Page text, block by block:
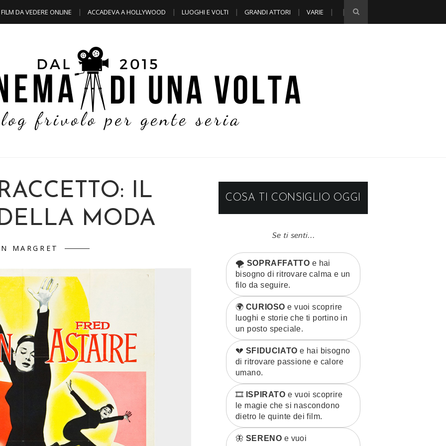
FILM DA VEDERE ONLINE ACCADEVA A HOLLYWOOD LUOGHI E VOLTI GRANDI ATTORI VARIE
IL
MODA
MARGRET
COSA TI CONSIGLIO OGGI
Se ti senti...
🌪️ SOPRAFFATTO e hai
bisogno di ritrovare calma e un
filo da seguire.
🌍 CURIOSO e vuoi scoprire
luoghi e storie che ti portino in
un posto speciale.
💔 SFIDUCIATO e hai bisogno
di ritrovare passione e calore
umano.
🎞️ ISPIRATO e vuoi scoprire
le magie che si nascondono
dietro le quinte dei film.
🦋 SERENO e vuoi